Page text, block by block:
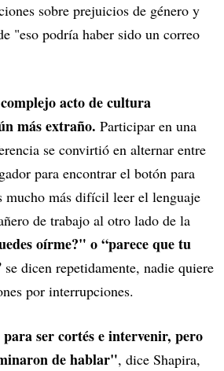
sobre prejuicios de género y
"eso podría haber sido un correo
acto de cultura
más extraño. Participar en una
se convirtió en alternar entre
para encontrar el botón para
mucho más difícil leer el lenguaje
de trabajo al otro lado de la
oírme?" o “parece que tu
se dicen repetidamente, nadie quiere
por interrupciones.
ser cortés e intervenir, pero
de hablar", dice Shapira,